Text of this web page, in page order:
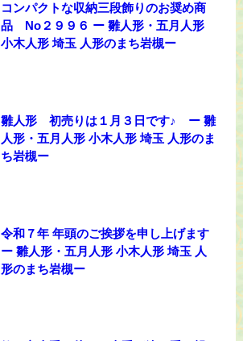
コンパクトな収納三段飾りのお奨め商
品 No２９９６ ー 雛人形・五月人形
小木人形 埼玉 人形のまち岩槻ー
雛人形 初売りは１月３日です♪ ー 雛
人形・五月人形 小木人形 埼玉 人形のま
ち岩槻ー
令和７年 年頭のご挨拶を申し上げます
ー 雛人形・五月人形 小木人形 埼玉 人
形のまち岩槻ー